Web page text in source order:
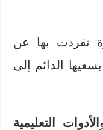
تفردت بها عن
الدائم إلى
الأدوات التعليمية